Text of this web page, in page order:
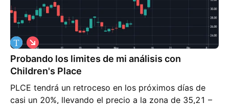
Probando los limites de mi análisis con
Children's Place
PLCE tendrá un retroceso en los próximos días de
casi un 20%, llevando el precio a la zona de 35,21 –
C
o
r
t
o